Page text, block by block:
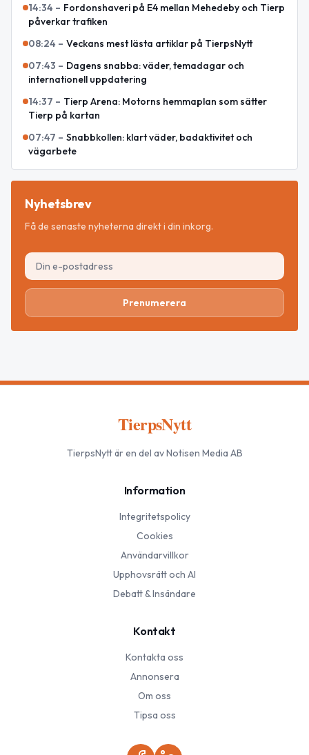
14:34 – Fordonshaveri på E4 mellan Mehedeby och Tierp
påverkar trafiken
08:24 – Veckans mest lästa artiklar på TierpsNytt
07:43 – Dagens snabba: väder, temadagar och
internationell uppdatering
14:37 – Tierp Arena: Motorns hemmaplan som sätter
Tierp på kartan
07:47 – Snabbkollen: klart väder, badaktivitet och
vägarbete
Nyhetsbrev
Få de senaste nyheterna direkt i din inkorg.
Prenumerera
TierpsNytt
TierpsNyttär en del av Notisen Media AB
Information
Integritetspolicy
Cookies
Användarvillkor
Upphovsrätt och AI
Debatt & Insändare
Kontakt
Kontakta oss
Annonsera
Om oss
Tipsa oss